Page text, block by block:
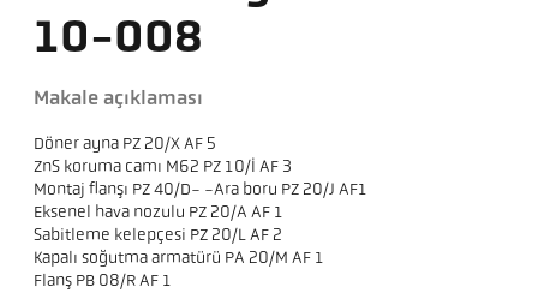
10-008
Makale açıklaması
Döner ayna PZ 20/X AF 5
ZnS koruma camı M62 PZ 10/I AF 3
Montaj flanşı PZ 40/D- -Ara boru PZ 20/J AF1
Eksenel hava nozulu PZ 20/A AF 1
Sabitleme kelepçesi PZ 20/L AF 2
Kapalı soğutma armatürü PA 20/M AF 1
Flanş PB 08/R AF 1